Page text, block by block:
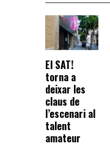
El SAT!
torna a
deixar les
claus de
l’escenari al
talent
amateur